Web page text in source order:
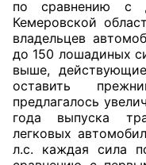
Совет ОП КО
Общественный
Члены ОП КО
Документы ОП КО
Регламент ОП КО
по сравнению с
Кемеровской
владельцев
до 150 лошадиных
выше, действующие
оставить
предлагалось
года выпуска
легковых
л.с. каждая сила